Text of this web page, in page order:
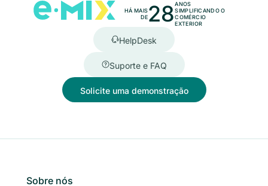
HÁ MAIS
DE28ANOS
SIMPLIFICANDO O
COMÉRCIO
EXTERIOR
HelpDesk
Suporte e FAQ
Solicite uma demonstração
Sobre nós